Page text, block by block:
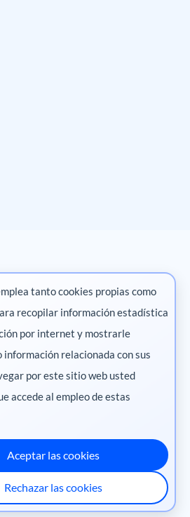
Marketing digital
Pharma
Perú·Centroamérica
tanto cookies propias como
recopilar información estadística
por internet y mostrarle
información relacionada con sus
por este sitio web usted
accede al empleo de estas
Aceptar las cookies
Rechazar las cookies